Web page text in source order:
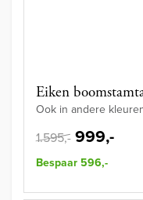
Eiken
Ook in andere
1.595,- 999,-
Bespaar 596,-